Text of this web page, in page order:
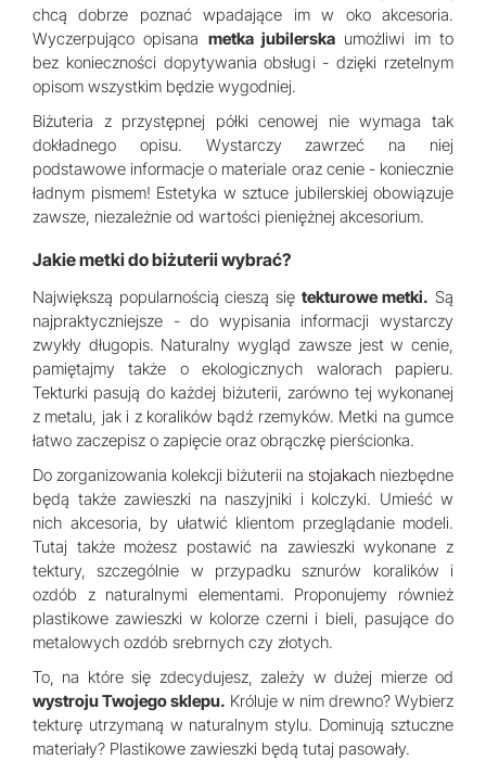
chcą dobrze poznać wpadające im w oko akcesoria.
Wyczerpująco opisana metka jubilerska umożliwi im to
bez konieczności dopytywania obsługi - dzięki rzetelnym
opisom wszystkim będzie wygodniej.
Biżuteria z przystępnej półki cenowej nie wymaga tak
dokładnego opisu. Wystarczy zawrzeć na niej
podstawowe informacje o materiale oraz cenie - koniecznie
ładnym pismem! Estetyka w sztuce jubilerskiej obowiązuje
zawsze, niezależnie od wartości pieniężnej akcesorium.
Jakie metki do biżuterii wybrać?
Największą popularnością cieszą się tekturowe metki. Są
najpraktyczniejsze - do wypisania informacji wystarczy
zwykły długopis. Naturalny wygląd zawsze jest w cenie,
pamiętajmy także o ekologicznych walorach papieru.
Tekturki pasują do każdej biżuterii, zarówno tej wykonanej
z metalu, jak i z koralików bądź rzemyków. Metki na gumce
łatwo zaczepisz o zapięcie oraz obrączkę pierścionka.
Do zorganizowania kolekcji biżuterii na stojakach niezbędne
będą także zawieszki na naszyjniki i kolczyki. Umieść w
nich akcesoria, by ułatwić klientom przeglądanie modeli.
Tutaj także możesz postawić na zawieszki wykonane z
tektury, szczególnie w przypadku sznurów koralików i
ozdób z naturalnymi elementami. Proponujemy również
plastikowe zawieszki w kolorze czerni i bieli, pasujące do
metalowych ozdób srebrnych czy złotych.
To, na które się zdecydujesz, zależy w dużej mierze od
wystroju Twojego sklepu. Króluje w nim drewno? Wybierz
tekturę utrzymaną w naturalnym stylu. Dominują sztuczne
materiały? Plastikowe zawieszki będą tutaj pasowały.